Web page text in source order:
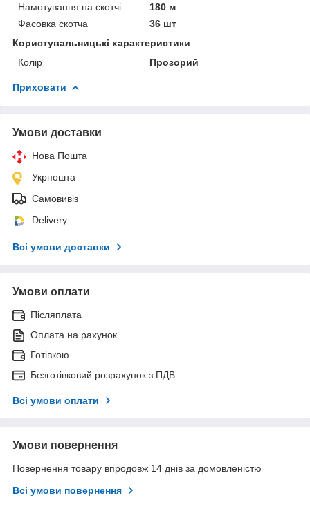
Намотування на скотчі
180 м
Фасовка скотча
36 шт
Користувальницькі характеристики
Колір
Прозорий
Приховати
Умови доставки
Нова Пошта
Укрпошта
Самовивіз
Delivery
Всі умови доставки
Умови оплати
Післяплата
Оплата на рахунок
Готівкою
Безготівковий розрахунок з ПДВ
Всі умови оплати
Умови повернення
Повернення товару впродовж 14 днів за домовленістю
Всі умови повернення